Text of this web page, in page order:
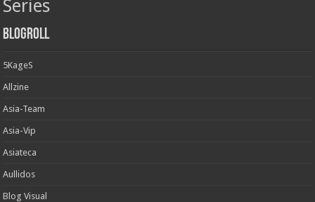
Series
Blogroll
5KageS
Allzine
Asia-Team
Asia-Vip
Asiateca
Aullidos
Blog Visual